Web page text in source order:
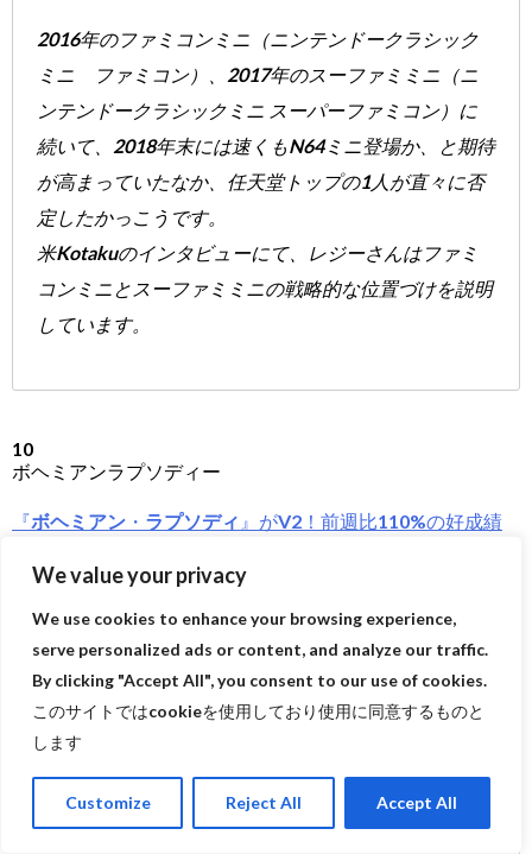
We value your privacy
We use cookies to enhance your browsing experience,
serve personalized ads or content, and analyze our traffic.
By clicking "Accept All", you consent to our use of cookies.
このサイトではcookieを使用しており使用に同意するものと
します
Customize Reject All Accept All
2016年のファミコンミニ（ニンテンドークラシック
ミニ ファミコン）、2017年のスーファミミニ（ニ
ンテンドークラシックミニ スーパーファミコン）に
続いて、2018年末には速くもN64ミニ登場か、と期待
が高まっていたなか、任天堂トップの1人が直々に否
定したかっこうです。
米Kotakuのインタビューにて、レジーさんはファミ
コンミニとスーファミミニの戦略的な位置づけを説明
しています。
10
ボヘミアンラプソディー
『ボヘミアン ・ ラプソディ 』がV2！前週比110%の好成績
シネマトゥデイ
土日2日間（11月17日～11月18日）の全国映画動員ラ
ンキングが興行通信社より発表され、クイーンのボー